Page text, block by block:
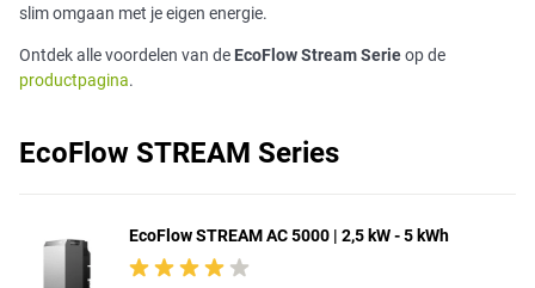
slim omgaan met je eigen energie.
Ontdek alle voordelen van de EcoFlow Stream Serieop de
productpagina.
EcoFlow STREAM Series
EcoFlow STREAM AC 5000 | 2,5 kW - 5 kWh